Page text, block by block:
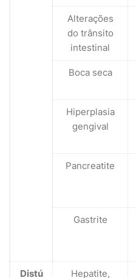
Alterações
do trânsito
intestinal
Boca seca
Hiperplasia
gengival
Pancreatite
Gastrite
Distú Hepatite,